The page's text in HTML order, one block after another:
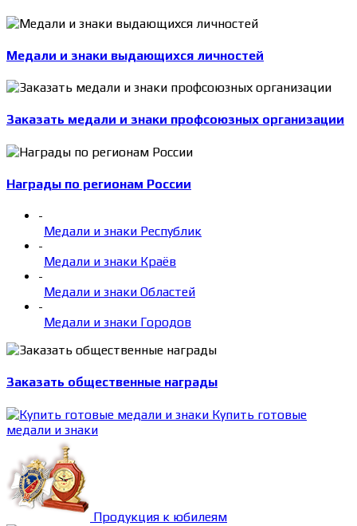
Медали и знаки выдающихся личностей
Заказать медали и знаки профсоюзных организации
Награды по регионам России
-
Медали и знаки Республик
-
Медали и знаки Краёв
-
Медали и знаки Областей
-
Медали и знаки Городов
Заказать общественные награды
Купить готовые
медали и знаки
Продукция к юбилеям